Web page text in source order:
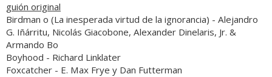
guión original
Birdman o (La inesperada virtud de la ignorancia) - Alejandro
G. Iñárritu, Nicolás Giacobone, Alexander Dinelaris, Jr. &
Armando Bo
Boyhood - Richard Linklater
Foxcatcher - E. Max Frye y Dan Futterman